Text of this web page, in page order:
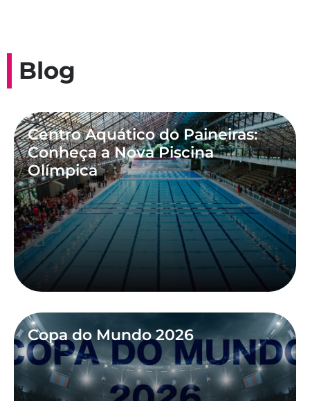
Blog
Centro Aquático do Paineiras:
Conheça a Nova Piscina
Olímpica
Copa do Mundo 2026